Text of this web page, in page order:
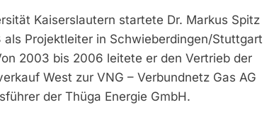
Kaiserslautern startete Dr. Markus Spitz
Projektleiter in Schwieberdingen/Stuttgart
2003 bis 2006 leitete er den Vertrieb der
West zur VNG – Verbundnetz Gas AG
der Thüga Energie GmbH.